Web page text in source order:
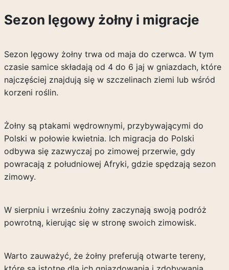
Sezon lęgowy żołny i migracje
Sezon lęgowy żołny trwa od maja do czerwca. W tym
czasie samice składają od 4 do 6 jaj w gniazdach, które
najczęściej znajdują się w szczelinach ziemi lub wśród
korzeni roślin.
Żołny są ptakami wędrownymi, przybywającymi do
Polski w połowie kwietnia. Ich migracja do Polski
odbywa się zazwyczaj po zimowej przerwie, gdy
powracają z południowej Afryki, gdzie spędzają sezon
zimowy.
W sierpniu i wrześniu żołny zaczynają swoją podróż
powrotną, kierując się w stronę swoich zimowisk.
Warto zauważyć, że żołny preferują otwarte tereny,